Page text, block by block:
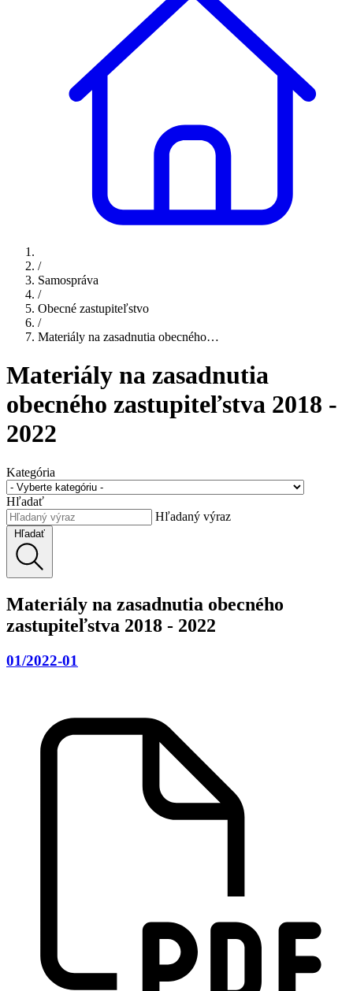
/
Samospráva
/
Obecné zastupiteľstvo
/
Materiály na zasadnutia obecného…
Materiály na zasadnutia
obecného zastupiteľstva 2018 -
2022
Kategória
Hľadať
Hľadaný výraz
Hľadať
Materiály na zasadnutia obecného
zastupiteľstva 2018 - 2022
01/2022-01